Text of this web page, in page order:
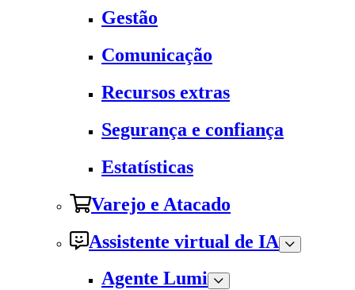
Gestão
Comunicação
Recursos extras
Segurança e confiança
Estatísticas
Varejo e Atacado
Assistente virtual de IA
Agente Lumi